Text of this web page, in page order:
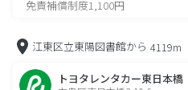
免責補償制度1,100円
江東区立東陽図書館から 4119m
トヨタレンタカー東日本橋